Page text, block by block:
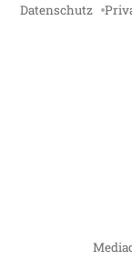
Datenschutz